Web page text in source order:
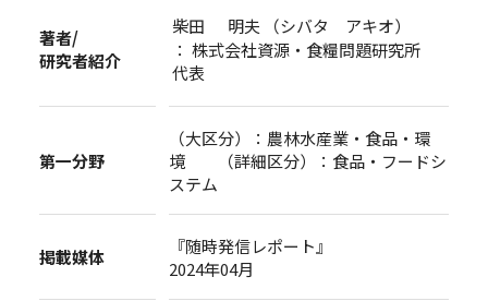
著者/
研究者紹介
柴田 明夫 （シバタ アキオ）
： 株式会社資源・食糧問題研究所
代表
第一分野
（大区分）：農林水産業・食品・環
境 （詳細区分）：食品・フードシ
ステム
掲載媒体
『随時発信レポート』
2024年04月